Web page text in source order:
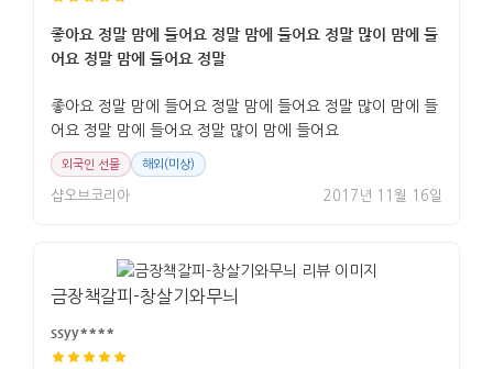
좋아요 정말 맘에 들어요 정말 맘에 들어요 정말 많이 맘에 들
어요 정말 맘에 들어요 정말
좋아요 정말 맘에 들어요 정말 맘에 들어요 정말 많이 맘에 들
어요 정말 맘에 들어요 정말 많이 맘에 들어요
외국인 선물 해외(미상)
샵오브코리아 2017년 11월 16일
금장책갈피-창살기와무늬
ssyy****